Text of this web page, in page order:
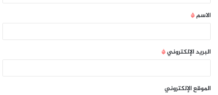
الاسم*
البريد الإلكتروني*
الموقع الإلكتروني